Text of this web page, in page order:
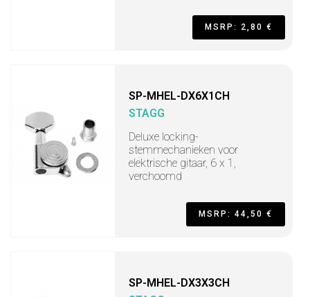
MSRP: 2,80 €
SP-MHEL-DX6X1CH
STAGG
Deluxe locking-
stemmechanieken voor
elektrische gitaar, 6 x 1,
verchoomd
MSRP: 44,50 €
SP-MHEL-DX3X3CH